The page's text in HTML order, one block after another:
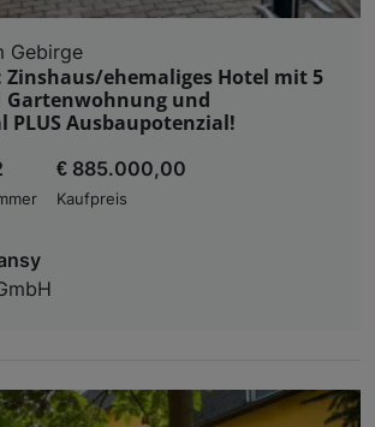
Gebirge
Zinshaus/ehemaliges Hotel mit 5
Gartenwohnung und
PLUS Ausbaupotenzial!
€ 885.000,00
Kaufpreis